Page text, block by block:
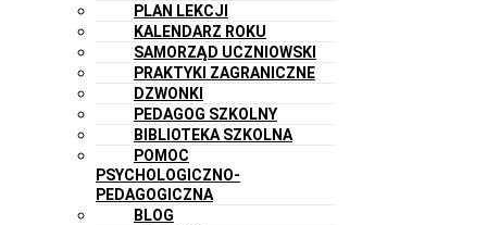
PLAN LEKCJI
KALENDARZ ROKU
SAMORZĄD UCZNIOWSKI
PRAKTYKI ZAGRANICZNE
DZWONKI
PEDAGOG SZKOLNY
BIBLIOTEKA SZKOLNA
POMOC
PSYCHOLOGICZNO-
PEDAGOGICZNA
BLOG